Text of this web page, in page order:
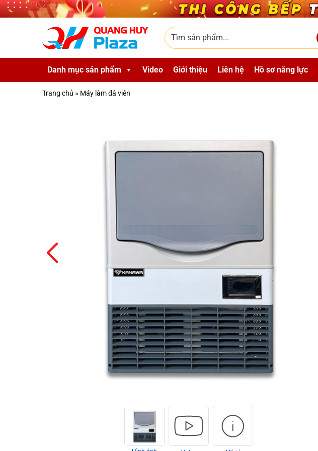
Skip to main content
Tìm sản phẩm
Danh mục sản phẩm Video Giới thiệu Liên hệ Hồ sơ năng lực
Trang chủ » Máy làm đá viên